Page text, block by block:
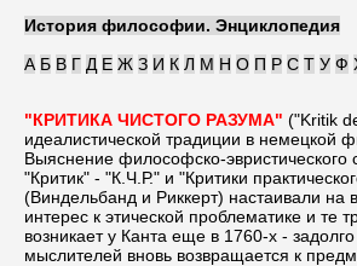
История философии. Энциклопедия
А Б В Г Д Е Ж З И К Л М Н О П Р С Т У Ф
"КРИТИКА ЧИСТОГО РАЗУМА" ("Kritik der reinen Vernunft". Riga, 1781) - центральная работа Канта, оказавшая системо-формирующее воздействие на развитие последующей трансцендентально-идеалистической традиции в немецкой философии (Фихте, Шеллинг, К.Л.Рейнгольд и др.), а также на неокантианство, особенно в его марбургской версии (см. Марбургская школа неокантианства). Выяснение философско-эвристического статуса "К.Ч.Р." с конца 19 в. осуществляется в западно-европейской историко-философской традиции в контексте